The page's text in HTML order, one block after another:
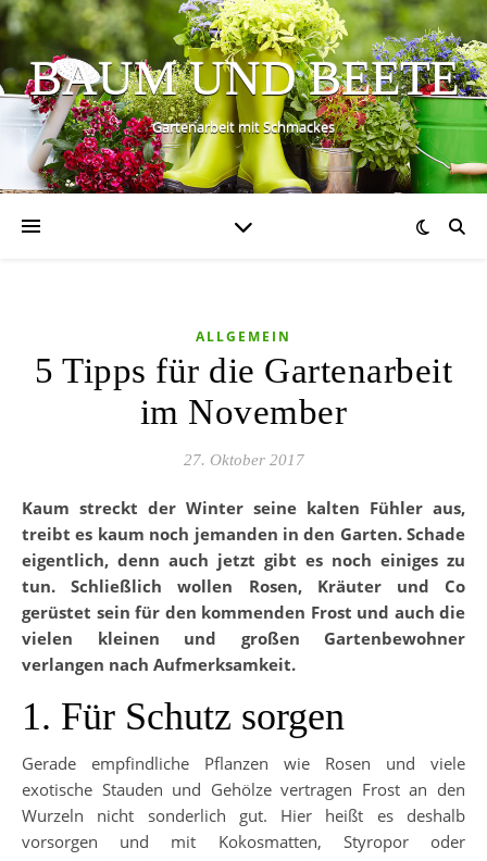
BAUM UND BEETE
Gartenarbeit mit Schmackes
ALLGEMEIN
5 Tipps für die Gartenarbeit
im November
27. Oktober 2017
Kaum streckt der Winter seine kalten Fühler aus,
treibt es kaum noch jemanden in den Garten. Schade
eigentlich, denn auch jetzt gibt es noch einiges zu
tun. Schließlich wollen Rosen, Kräuter und Co
gerüstet sein für den kommenden Frost und auch die
vielen kleinen und großen Gartenbewohner
verlangen nach Aufmerksamkeit.
1. Für Schutz sorgen
Gerade empfindliche Pflanzen wie Rosen und viele
exotische Stauden und Gehölze vertragen Frost an den
Wurzeln nicht sonderlich gut. Hier heißt es deshalb
vorsorgen und mit Kokosmatten, Styropor oder